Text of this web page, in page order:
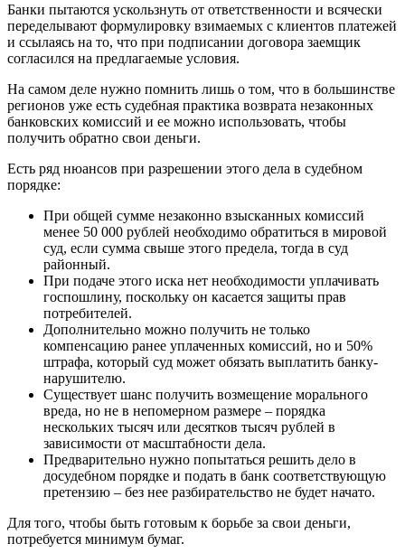
Банки пытаются ускользнуть от ответственности и всячески
переделывают формулировку взимаемых с клиентов платежей
и ссылаясь на то, что при подписании договора заемщик
согласился на предлагаемые условия.
На самом деле нужно помнить лишь о том, что в большинстве
регионов уже есть судебная практика возврата незаконных
банковских комиссий и ее можно использовать, чтобы
получить обратно свои деньги.
Есть ряд нюансов при разрешении этого дела в судебном
порядке:
При общей сумме незаконно взысканных комиссий
менее 50 000 рублей необходимо обратиться в мировой
суд, если сумма свыше этого предела, тогда в суд
районный.
При подаче этого иска нет необходимости уплачивать
госпошлину, поскольку он касается защиты прав
потребителей.
Дополнительно можно получить не только
компенсацию ранее уплаченных комиссий, но и 50%
штрафа, который суд может обязать выплатить банку-
нарушителю.
Существует шанс получить возмещение морального
вреда, но не в непомерном размере – порядка
нескольких тысяч или десятков тысяч рублей в
зависимости от масштабности дела.
Предварительно нужно попытаться решить дело в
досудебном порядке и подать в банк соответствующую
претензию – без нее разбирательство не будет начато.
Для того, чтобы быть готовым к борьбе за свои деньги,
потребуется минимум бумаг.